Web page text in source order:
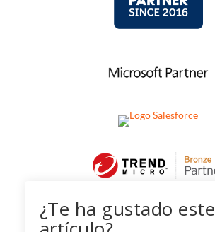
¿Te ha gustado este